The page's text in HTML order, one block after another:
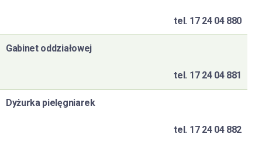
tel. 17 24 04 880
Gabinet oddziałowej
tel. 17 24 04 881
Dyżurka pielęgniarek
tel. 17 24 04 882